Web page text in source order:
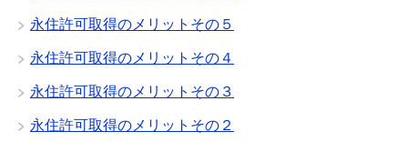
永住許可取得のメリットその５
永住許可取得のメリットその４
永住許可取得のメリットその３
永住許可取得のメリットその２